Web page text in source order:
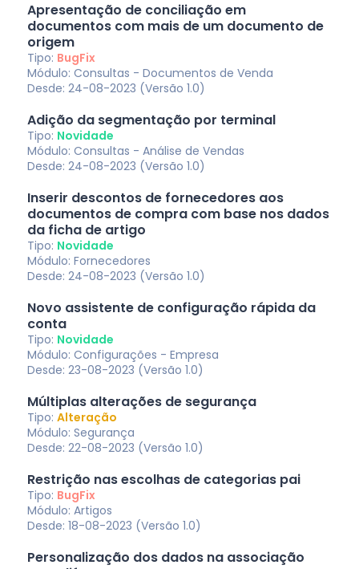
Apresentação de conciliação em
documentos com mais de um documento de
origem
Tipo: BugFix
Módulo: Consultas - Documentos de Venda
Desde: 24-08-2023 (Versão 1.0)
Adição da segmentação por terminal
Tipo: Novidade
Módulo: Consultas - Análise de Vendas
Desde: 24-08-2023 (Versão 1.0)
Inserir descontos de fornecedores aos
documentos de compra com base nos dados
da ficha de artigo
Tipo: Novidade
Módulo: Fornecedores
Desde: 24-08-2023 (Versão 1.0)
Novo assistente de configuração rápida da
conta
Tipo: Novidade
Módulo: Configurações - Empresa
Desde: 23-08-2023 (Versão 1.0)
Múltiplas alterações de segurança
Tipo: Alteração
Módulo: Segurança
Desde: 22-08-2023 (Versão 1.0)
Restrição nas escolhas de categorias pai
Tipo: BugFix
Módulo: Artigos
Desde: 18-08-2023 (Versão 1.0)
Personalização dos dados na associação